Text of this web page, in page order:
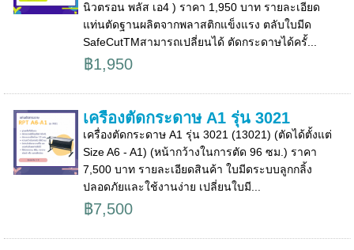
นิวตรอน พลัส เอ4 ) ราคา 1,950 บาท รายละเอียด
แท่นตัดฐานผลิตจากพลาสติกแข็งแรง ตลับใบมีด
SafeCutTMสามารถเปลี่ยนได้ ตัดกระดาษได้ครั้...
฿1,950
เครื่องตัดกระดาษ A1 รุ่น 3021
เครื่องตัดกระดาษ A1 รุ่น 3021 (13021) (ตัดได้ตั้งแต่
Size A6 - A1) (หน้ากว้างในการตัด 96 ซม.) ราคา
7,500 บาท รายละเอียดสินค้า ใบมีดระบบลูกกลิ้ง
ปลอดภัยและใช้งานง่าย เปลี่ยนใบมี...
฿7,500